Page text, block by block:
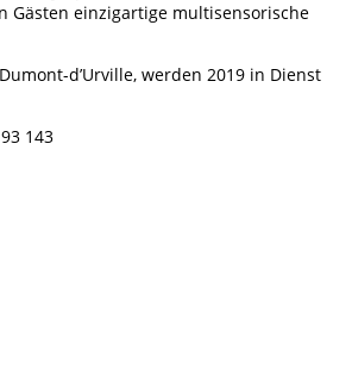
Gästen einzigartige multisensorische
d’Urville, werden 2019 in Dienst
143
info@hamburgcruise.net